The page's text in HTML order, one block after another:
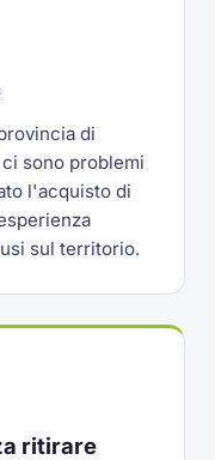
di
sono problemi
l'acquisto di
sul territorio.
ritirare